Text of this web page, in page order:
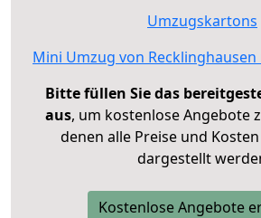
Umzugskartons
Mini Umzug von
Bitte füllen Sie das
aus, um kostenlose Angebote
denen alle Preise und
dargestellt
Kostenlose Angebote